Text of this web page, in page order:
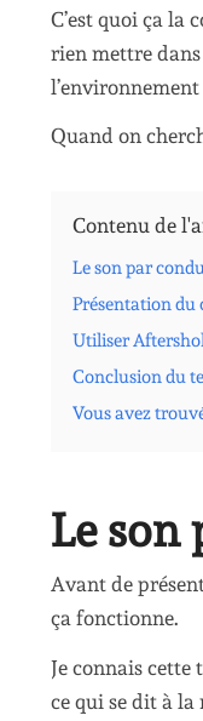
C’est quoi ça la
rien mettre dans
Quand on
Contenu de
Le son par
Présentation du
Utiliser
Conclusion du
Vous avez
Le son
Avant de
ça fonctionne.
Je connais cette
ce qui se dit à la